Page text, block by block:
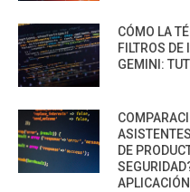
CÓMO LA
FILTROS
GEMINI:
DE